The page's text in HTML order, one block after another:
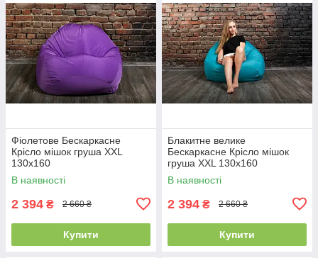
Фіолетове Бескаркасне
Крісло мішок груша XXL
130х160
В наявності
2 394 ₴ 2 660 ₴
Купити
Блакитне велике
Бескаркасне Крісло мішок
груша XXL 130х160
В наявності
2 394 ₴ 2 660 ₴
Купити